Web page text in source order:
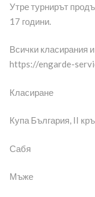
Утре турнирът
17 години.
Всички класирания
https://engarde-
Класиране
Купа България, II
Сабя
Мъже